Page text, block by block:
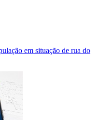
em situação de rua do